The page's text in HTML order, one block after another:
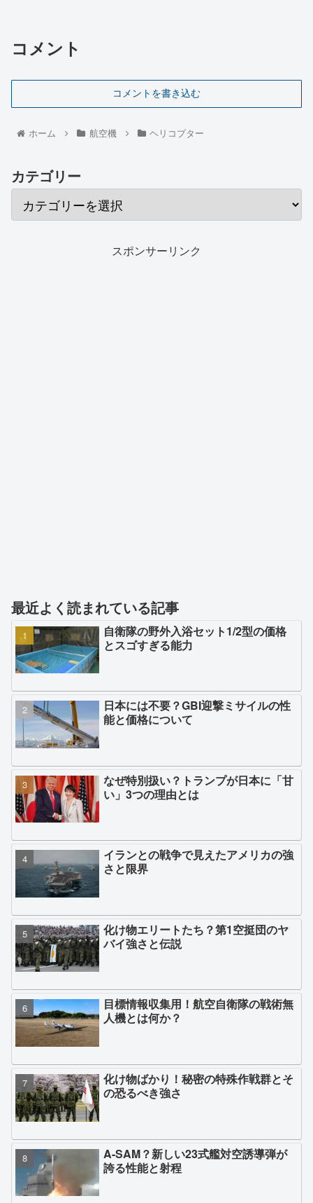
コメント
コメントを書き込む
ホーム 航空機 ヘリコプター
カテゴリー
スポンサーリンク
最近よく読まれている記事
自衛隊の野外入浴セット1/2型の価格
とスゴすぎる能力
日本には不要？GBI迎撃ミサイルの性
能と価格について
なぜ特別扱い？トランプが日本に「甘
い」3つの理由とは
イランとの戦争で見えたアメリカの強
さと限界
化け物エリートたち？第1空挺団のヤ
バイ強さと伝説
目標情報収集用！航空自衛隊の戦術無
人機とは何か？
化け物ばかり！秘密の特殊作戦群とそ
の恐るべき強さ
A-SAM？新しい23式艦対空誘導弾が
誇る性能と射程